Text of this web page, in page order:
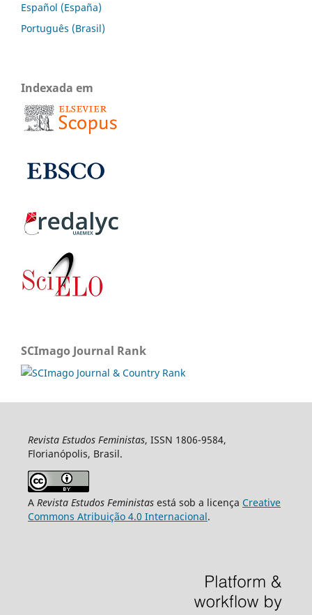
Español (España)
Português (Brasil)
Indexada em
SCImago Journal Rank
Revista Estudos Feministas, ISSN 1806-9584,
Florianópolis, Brasil.
A Revista Estudos Feministasestá sob a licença Creative
Commons Atribuição 4.0 Internacional.